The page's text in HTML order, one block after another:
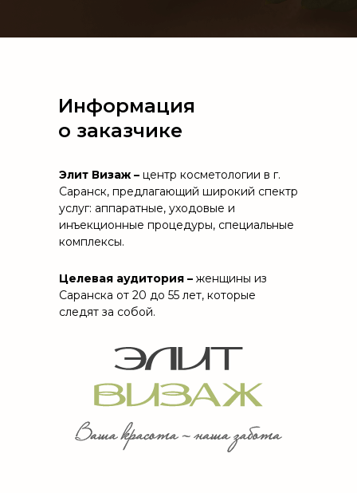
Информация
о заказчике
Элит Визаж – центр косметологии в г.
Саранск, предлагающий широкий спектр
услуг: аппаратные, уходовые и
инъекционные процедуры, специальные
комплексы.
Целевая аудитория – женщины из
Саранска от 20 до 55 лет, которые
следят за собой.